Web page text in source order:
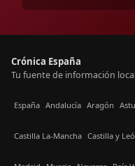
Crónica España
Tu fuente de información
España Andalucía Aragón
Castilla La-Mancha Castilla y